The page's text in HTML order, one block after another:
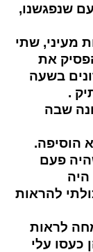
שנפגשנו,
מעיני, שתי
את
בשעה
.
שבה
הוסיפה.
פעם
היה
להראות
לראות
כעסו עלי